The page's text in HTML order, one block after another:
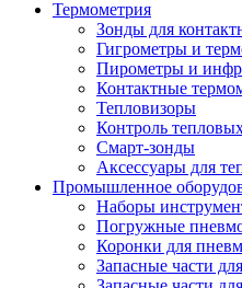
Термометрия
Зонды для
Гигрометры и
Пирометры и
Контактные
Тепловизоры
Контроль
Смарт-зонды
Аксессуары для
Промышленное
Наборы
Погружные
Коронки для
Запасные части